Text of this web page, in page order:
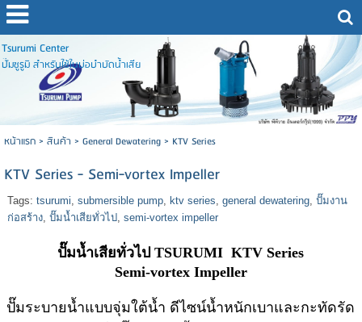
Tsurumi Center
ปั๊มซูรูมิ สำหรับใช้ในบ่อบำบัดน้ำเสีย
หน้าแรก> สินค้า > General Dewatering> KTV Series
KTV Series - Semi-vortex Impeller
Tags: tsurumi, submersible pump, ktv series, general dewatering, ปั๊มงาน
ก่อสร้าง, ปั๊มน้ำเสียทั่วไป, semi-vortex impeller
ปั๊มน้ำเสียทั่วไป TSURUMI KTV Series
Semi-vortex Impeller
ปั๊มระบายน้ำแบบจุ่มใต้น้ำ ดีไซน์น้ำหนักเบาและกะทัดรัด